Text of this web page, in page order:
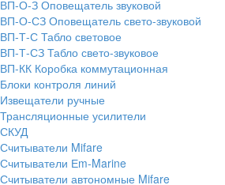
ВП-О-З Оповещатель звуковой
ВП-О-СЗ Оповещатель свето-звуковой
ВП-Т-С Табло световое
ВП-Т-СЗ Табло свето-звуковое
ВП-КК Коробка коммутационная
Блоки контроля линий
Извещатели ручные
Трансляционные усилители
СКУД
Считыватели Mifare
Считыватели Еm-Marine
Считыватели автономные Mifare